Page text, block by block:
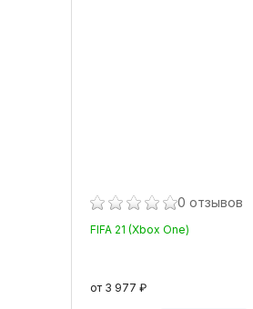
0 отзывов
FIFA 21 (Xbox One)
от 3 977 ₽